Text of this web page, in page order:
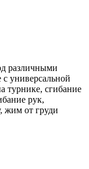
различными
с универсальной
турнике, сгибание
рук,
жим от груди